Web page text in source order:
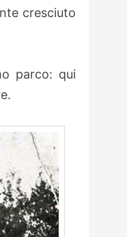
cresciuto
parco: qui